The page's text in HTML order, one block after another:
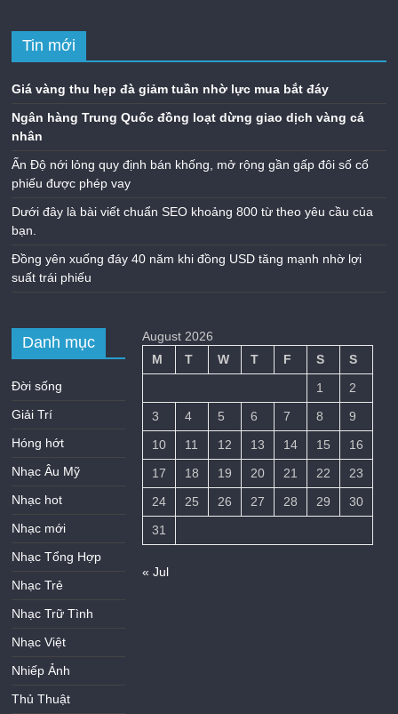
Tin mới
Giá vàng thu hẹp đà giảm tuần nhờ lực mua bắt đáy
Ngân hàng Trung Quốc đồng loạt dừng giao dịch vàng cá
nhân
Ấn Độ nới lỏng quy định bán khống, mở rộng gần gấp đôi số cổ
phiếu được phép vay
Dưới đây là bài viết chuẩn SEO khoảng 800 từ theo yêu cầu của
bạn.
Đồng yên xuống đáy 40 năm khi đồng USD tăng mạnh nhờ lợi
suất trái phiếu
Danh mục
Đời sống
Giải Trí
Hóng hớt
Nhạc Âu Mỹ
Nhạc hot
Nhạc mới
Nhạc Tổng Hợp
Nhạc Trẻ
Nhạc Trữ Tình
Nhạc Việt
Nhiếp Ảnh
Thủ Thuật
August 2026
M
T W T F S
S
1
2
3
4 5 6 7 8
9
10
11 12 13 14 15
16
17
18 19 20 21 22
23
24
25 26 27 28 29
30
31
« Jul